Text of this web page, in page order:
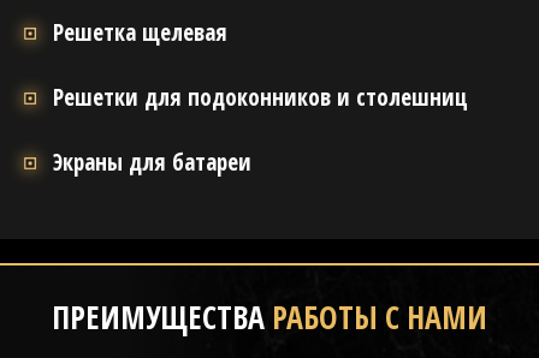
Решетка щелевая
Решетки для подоконников и столешниц
Экраны для батареи
ПРЕИМУЩЕСТВА РАБОТЫ С НАМИ